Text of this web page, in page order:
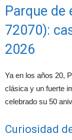
Parque de
72070):
2026
Ya en los años 20,
clásica y un fuerte
celebrado su 50
Curiosidad